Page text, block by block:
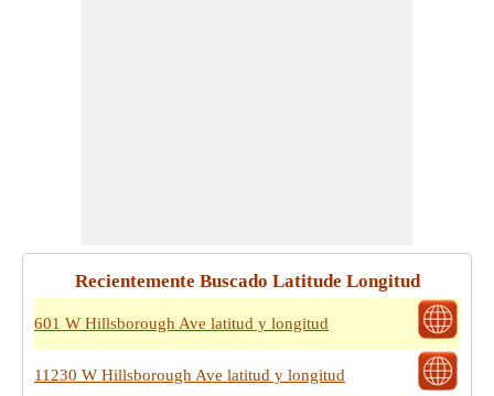
Recientemente Buscado Latitude Longitud
601 W Hillsborough Ave latitud y longitud
11230 W Hillsborough Ave latitud y longitud